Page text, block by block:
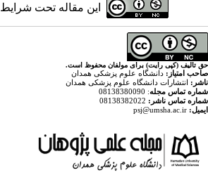
این مقاله تحت شرایط
حق تالیف (کپی رایت) برای مولفان محفوظ است.
صاحب امتیاز: دانشگاه علوم پزشکی همدان
ناشر: انتشارات دانشگاه علوم پزشکی همدان
شماره تماس مجله: 08138380090
شماره تماس ناشر:
ایمیل: